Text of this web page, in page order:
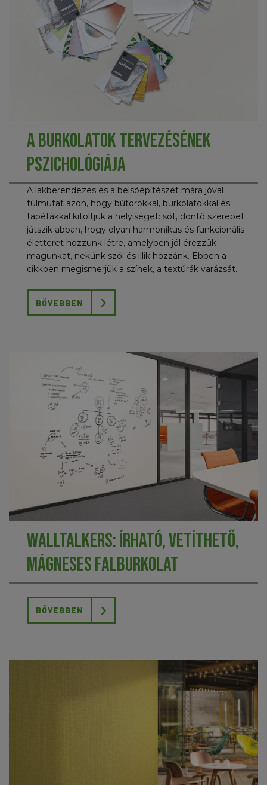
A burkolatok tervezésének
pszichológiája
A lakberendezés és a belsőépítészet mára jóval
túlmutat azon, hogy bútorokkal, burkolatokkal és
tapétákkal kitöltjük a helyiséget: sőt, döntő szerepet
játszik abban, hogy olyan harmonikus és funkcionális
életteret hozzunk létre, amelyben jól érezzük
magunkat, nekünk szól és illik hozzánk. Ebben a
cikkben megismerjük a színek, a textúrák varázsát.
BŐVEBBEN
Walltalkers: írható, vetíthető,
mágneses falburkolat
BŐVEBBEN